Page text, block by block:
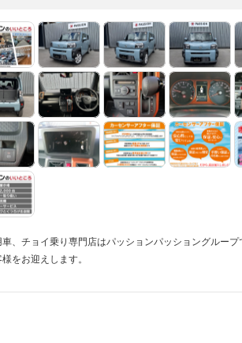
、チョイ乗り専門店はパッションパッショングルー
をお迎えします。